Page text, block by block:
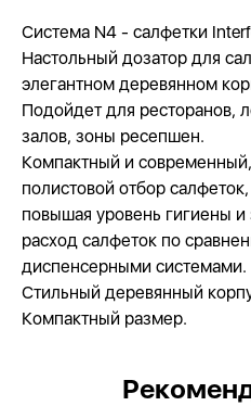
Система N4 - салфетки
Настольный дозатор для
элегантном деревянном
Подойдет для ресторанов,
залов, зоны ресепшен.
Компактный и
полистовой отбор салфеток,
повышая уровень гигиены и
расход салфеток по
диспенсерными системами.
Стильный деревянный
Компактный размер.